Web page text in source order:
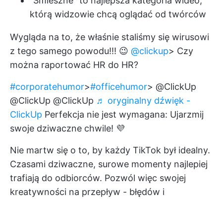
którą widzowie chcą oglądać od twórców
Wygląda na to, że właśnie staliśmy się wirusowi
z tego samego powodu!!! 😉 @clickup> Czy
można raportować HR do HR?
#corporatehumor>#officehumor> @ClickUp
@ClickUp @ClickUp ♬ oryginalny dźwięk -
ClickUp Perfekcja nie jest wymagana: Ujarzmij
swoje dziwaczne chwile! 💜
Nie martw się o to, by każdy TikTok był idealny.
Czasami dziwaczne, surowe momenty najlepiej
trafiają do odbiorców. Pozwól więc swojej
kreatywności na przepływ - błędów i